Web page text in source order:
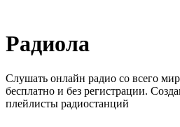
Радиола
Слушать онлайн радио со всего
бесплатно и без регистрации.
плейлисты радиостанций